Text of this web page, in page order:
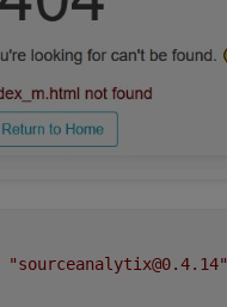
"sourceanalytix@0.4.14"